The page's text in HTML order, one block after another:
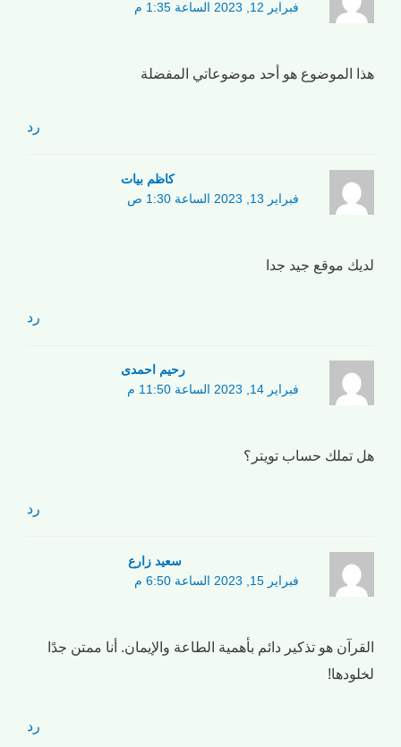
فبراير 12, 2023 الساعة 1:35 م
هذا الموضوع هو أحد موضوعاتي المفضلة
رد
کاظم بیات
فبراير 13, 2023 الساعة 1:30 ص
لديك موقع جيد جدا
رد
رحیم احمدی
فبراير 14, 2023 الساعة 11:50 م
هل تملك حساب تويتر؟
رد
سعید زارع
فبراير 15, 2023 الساعة 6:50 م
القرآن هو تذكير دائم بأهمية الطاعة والإيمان. أنا ممتن جدًا
لخلودها!
رد